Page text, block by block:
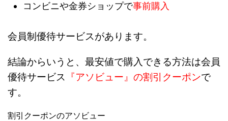
コンビニや金券ショップで事前購入
会員制優待サービスがあります。
結論からいうと、最安値で購入できる方法は会員
優待サービス 『アソビュー』の割引クーポンで
す。
割引クーポンのアソビュー